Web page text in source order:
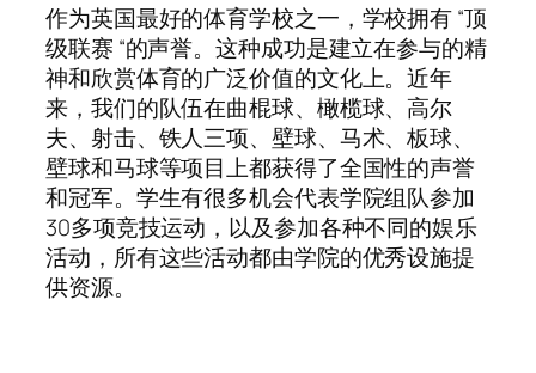
作为英国最好的体育学校之一，学校拥有 “顶
级联赛 “的声誉。这种成功是建立在参与的精
神和欣赏体育的广泛价值的文化上。近年
来，我们的队伍在曲棍球、橄榄球、高尔
夫、射击、铁人三项、壁球、马术、板球、
壁球和马球等项目上都获得了全国性的声誉
和冠军。学生有很多机会代表学院组队参加
30多项竞技运动，以及参加各种不同的娱乐
活动，所有这些活动都由学院的优秀设施提
供资源。